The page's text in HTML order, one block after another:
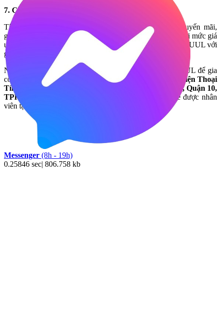
7. Chương trình khuyến mãi hấp dẫn
Tín Thành thường xuyên tổ chức các chương trình khuyến mãi,
giúp khách hàng mua được những sản phẩm chất lượng với mức giá
ưu đãi. Đây là cơ hội tuyệt vời để bạn sở hữu Bộ mũi mài 2UUL với
giá phải chăng nhất.
Nếu bạn đang tìm kiếm một công cụ như bộ mũi mài 2UUL để gia
công chất lượng với giá hợp lý, hãy đến với
Linh Kiện Điện Thoại
Tín Thành
tại địa chỉ
749 Lê Hồng Phong, Phường 12, Quận 10,
TPHCM
để được nhân
viên tại đây tư vấn và hỗ trợ nhanh chóng.
Messenger (8h - 19h)
0.25846 sec| 806.758 kb